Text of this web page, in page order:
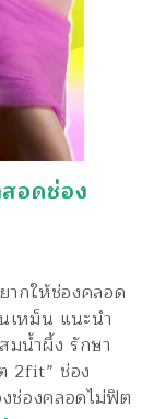
อดช่อง
กให้ช่องคลอด
เหม็น แนะนำ
มน้ำผึ้ง รักษา
2fit” ช่อง
ช่องคลอดไม่ฟิต